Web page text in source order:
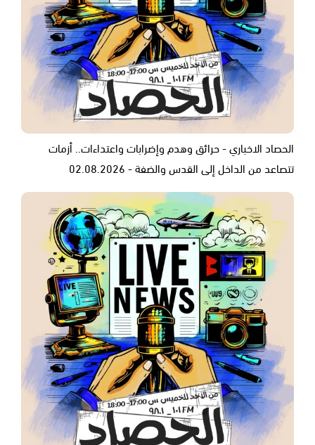
الحصاد الاخباري - حرائق وهدم وإضرابات واعتداءات.. أزمات
تتصاعد من الداخل إلى القدس والضفة - 02.08.2026